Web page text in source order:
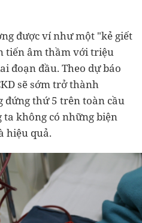
được ví như một "kẻ giết
tiến âm thầm với triệu
đoạn đầu. Theo dự báo
sẽ sớm trở thành
đứng thứ 5 trên toàn cầu
không có những biện
hiệu quả.